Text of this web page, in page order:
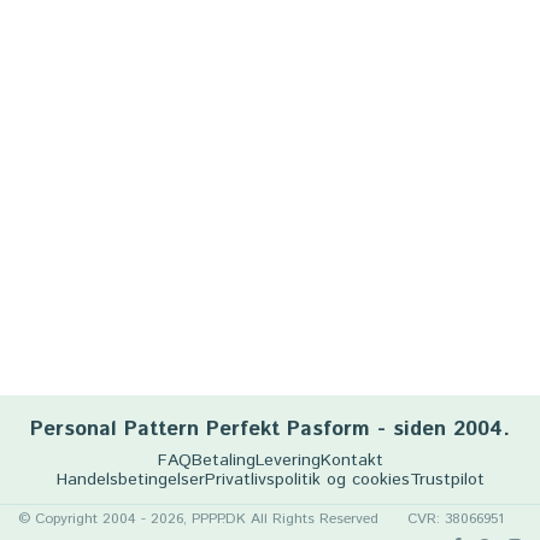
Personal Pattern Perfekt Pasform - siden 2004.
FAQBetalingLeveringKontakt
HandelsbetingelserPrivatlivspolitik og cookiesTrustpilot
© Copyright 2004 - 2026, PPPP.DK All Rights Reserved CVR: 38066951